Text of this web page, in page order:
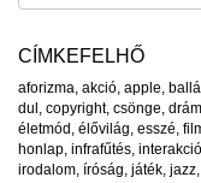
CÍMKEFELHŐ
aforizma akció apple
dul copyright, csönge
életmód élővilág esszé
honlap infrafűtés interakció
irodalom íróság játék jazz